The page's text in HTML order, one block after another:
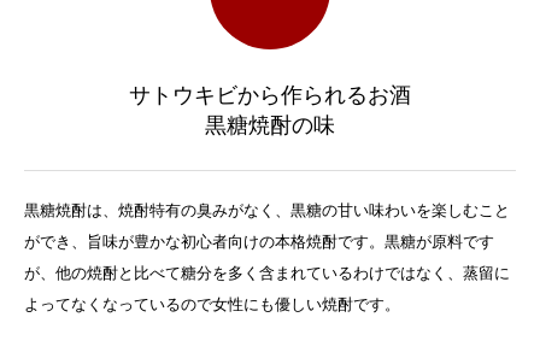
サトウキビから作られるお酒
黒糖焼酎の味
黒糖焼酎は、焼酎特有の臭みがなく、黒糖の甘い味わいを楽しむこと
ができ、旨味が豊かな初心者向けの本格焼酎です。黒糖が原料です
が、他の焼酎と比べて糖分を多く含まれているわけではなく、蒸留に
よってなくなっているので女性にも優しい焼酎です。